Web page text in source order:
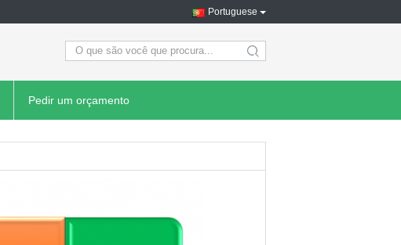
Portuguese
search
Pedir um orçamento